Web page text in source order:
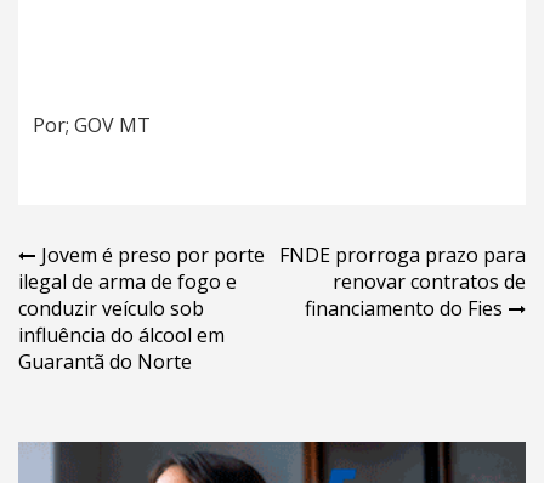
Por; GOV MT
Navegação
de
Post
Jovem é preso por porte
ilegal de arma de fogo e
conduzir veículo sob
influência do álcool em
Guarantã do Norte
FNDE prorroga prazo para
renovar contratos de
financiamento do Fies